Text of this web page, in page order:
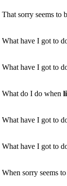
That sorry seems to
What have I got to
What have I got to
What do I do when
What have I got to
What have I got to
When sorry seems